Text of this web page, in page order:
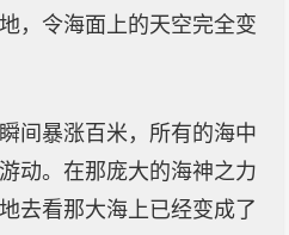
，令海面上的天空完全变
间暴涨百米，所有的海中
动。在那庞大的海神之力
去看那大海上已经变成了